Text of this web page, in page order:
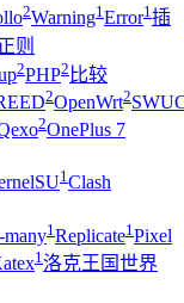
2Warning1 Error1 插
则
2PHP2 比较
2OpenWrt2
2OnePlus 7
1 Clash
many1 Replicate1 Pixel
1 洛克王国世界